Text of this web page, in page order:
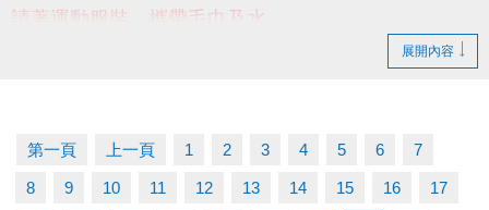
請著運動服裝、攜帶毛巾及水
若有相關問題，請撥打03-2639066 #301 #302 洽詢
展開內容
第一頁 上一頁 1 2 3 4 5 6 7
8 9 10 11 12 13 14 15 16 17